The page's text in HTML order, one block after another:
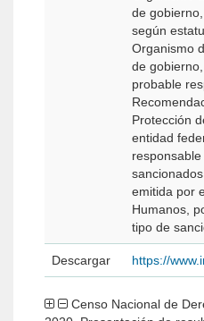
Descargar https://